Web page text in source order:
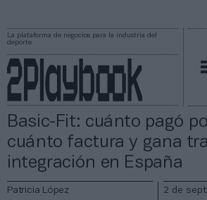
La plataforma de negocios para la industria del
deporte
Basic-Fit: cuánto pagó
cuánto factura y gana
integración en España
Patricia López 2 de